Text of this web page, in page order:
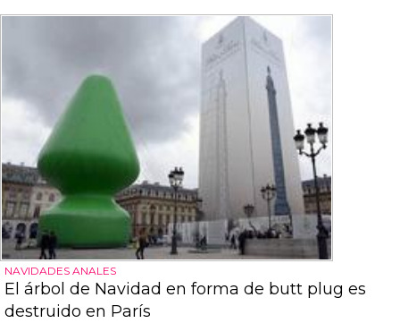
NAVIDADES ANALES
El árbol de Navidad en forma de butt plug es
destruido en París